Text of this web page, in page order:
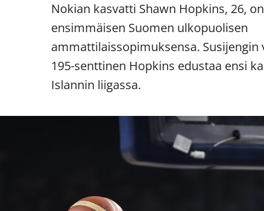
Nokian kasvatti Shawn Hopkins, 26,
ensimmäisen Suomen ulkopuolisen
ammattilaissopimuksensa. Susijengin
195-senttinen Hopkins edustaa ensi
Islannin liigassa.